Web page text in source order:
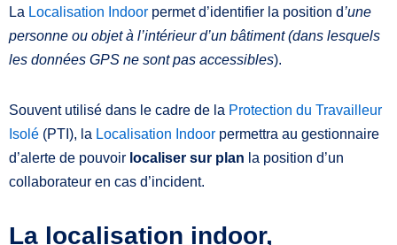
La Localisation Indoor permet d’identifier la position d’une
personne ou objet à l’intérieur d’un bâtiment (dans lesquels
les données GPS ne sont pas accessibles).
Souvent utilisé dans le cadre de la Protection du Travailleur
Isolé (PTI), la Localisation Indoor permettra au gestionnaire
d’alerte de pouvoir localiser sur plan la position d’un
collaborateur en cas d’incident.
La localisation indoor,